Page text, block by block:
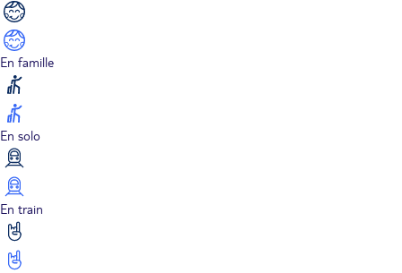
En famille
En solo
En train